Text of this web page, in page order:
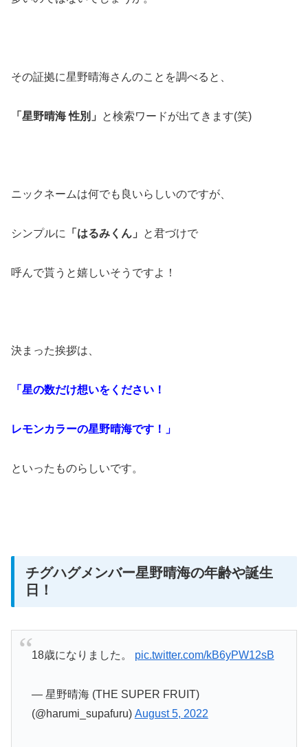
その証拠に星野晴海さんのことを調べると、
「星野晴海 性別」 と検索ワードが出てきます(笑)
ニックネームは何でも良いらしいのですが、
シンプルに 「はるみくん」 と君づけで
呼んで貰うと嬉しいそうですよ！
決まった挨拶は、
「星の数だけ想いをください！
レモンカラーの星野晴海です！」
といったものらしいです。
チグハグメンバー星野晴海の年齢や誕生
日！
18歳になりました。 pic.twitter.com/kB6yPW12sB
— 星野晴海 (THE SUPER FRUIT)
(@harumi_supafuru) August 5, 2022